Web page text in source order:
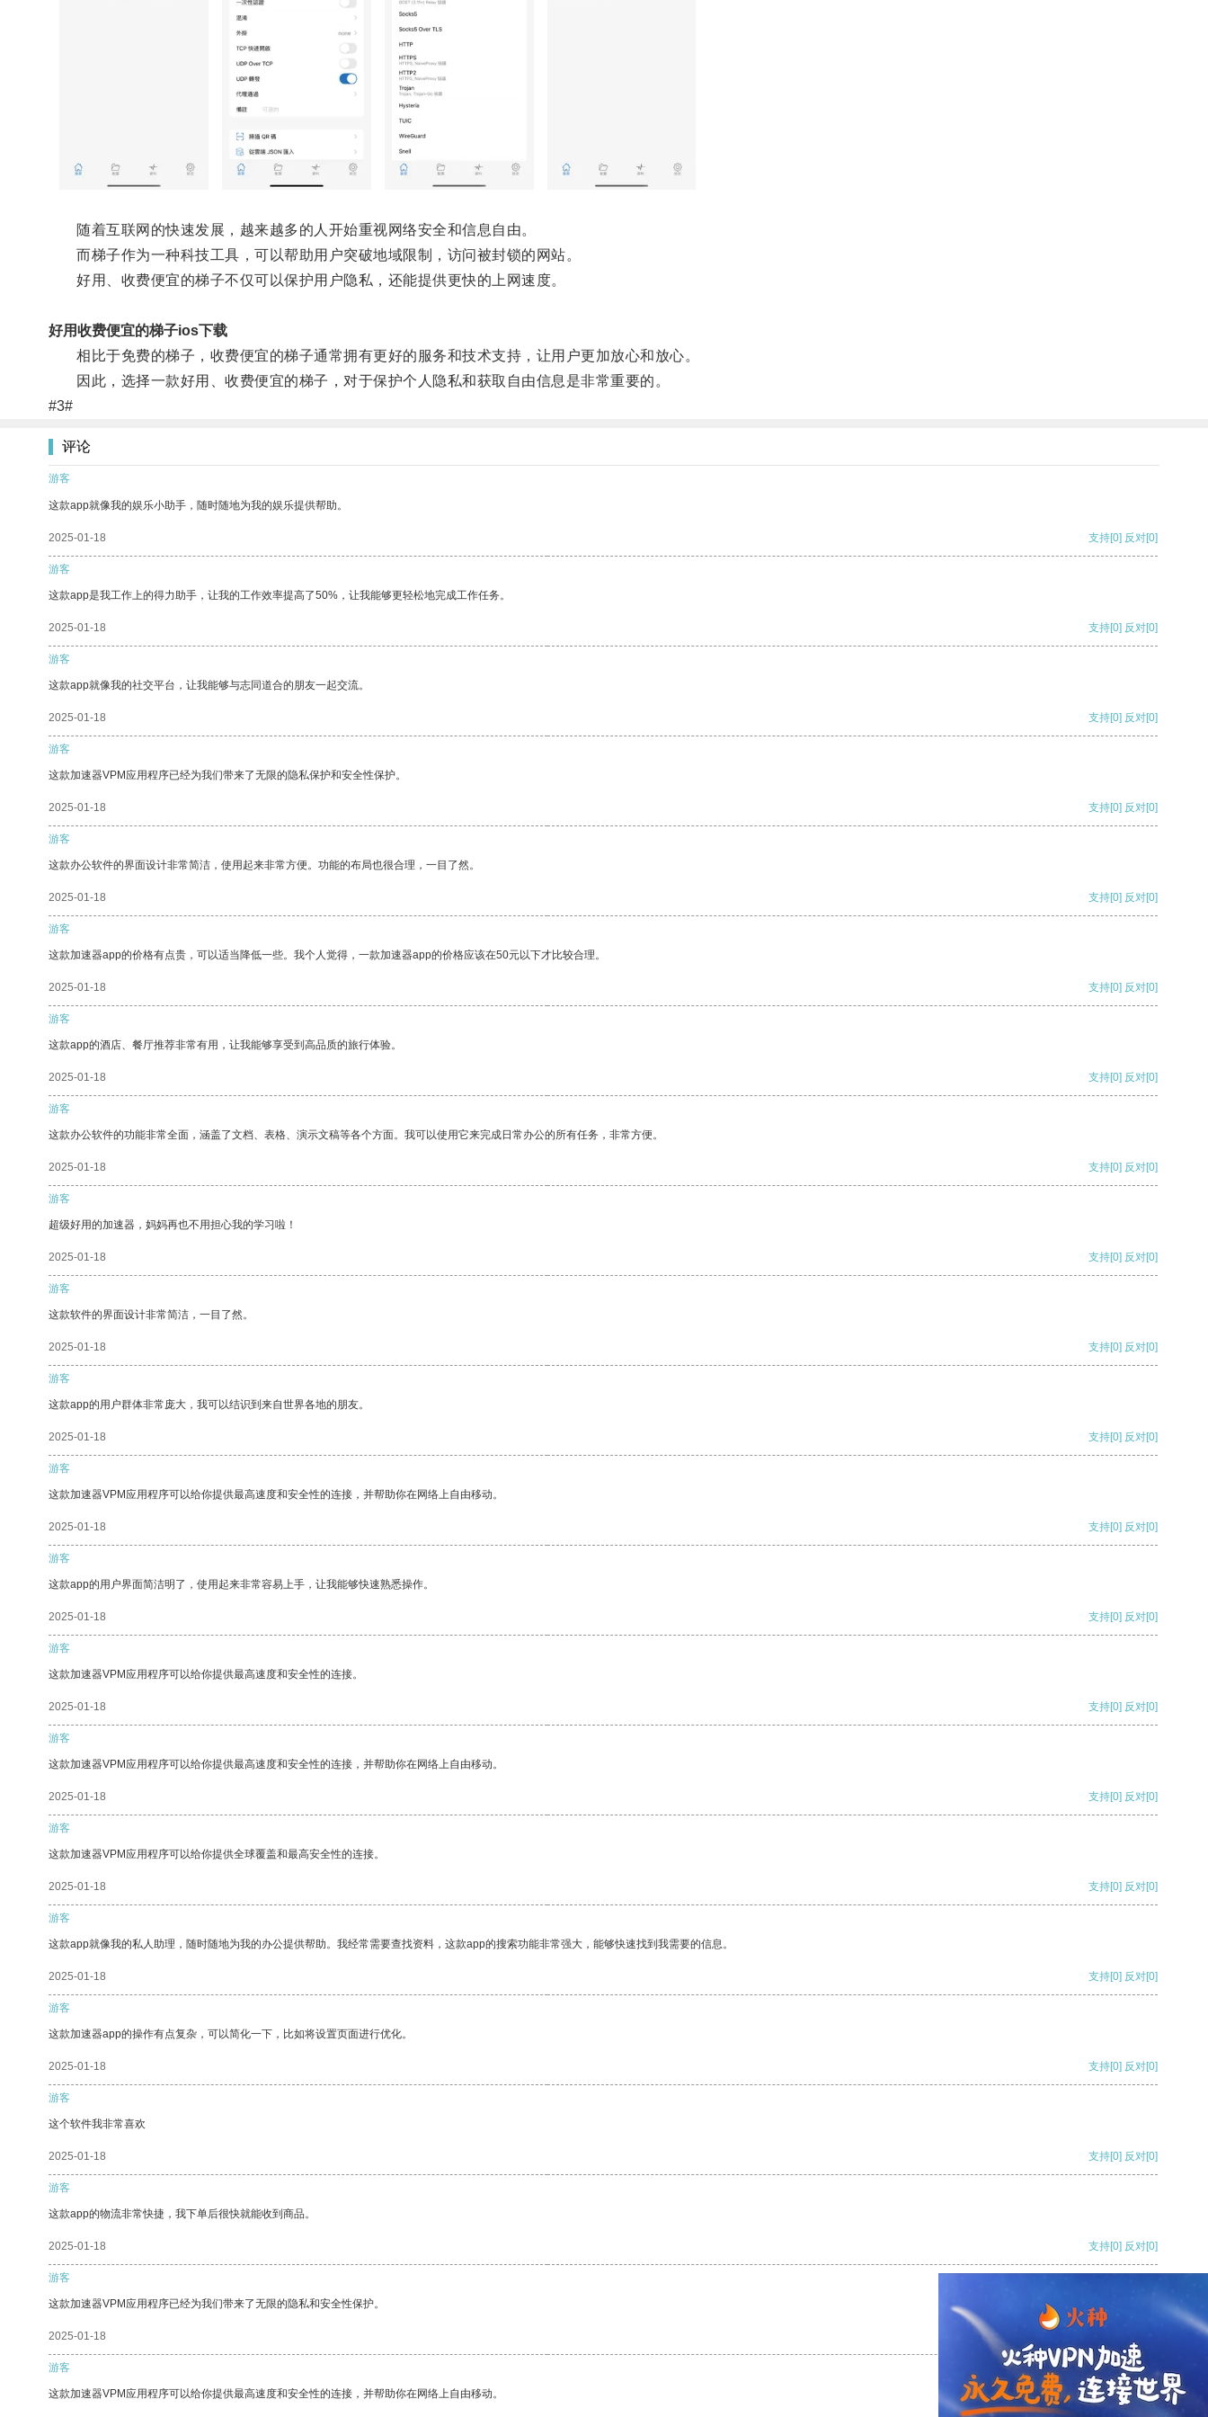
随着互联网的快速发展，越来越多的人开始重视网络安全和信息自由。
而梯子作为一种科技工具，可以帮助用户突破地域限制，访问被封锁的网站。
好用、收费便宜的梯子不仅可以保护用户隐私，还能提供更快的上网速度。
好用收费便宜的梯子ios下载
相比于免费的梯子，收费便宜的梯子通常拥有更好的服务和技术支持，让用户更加放心和放心。
因此，选择一款好用、收费便宜的梯子，对于保护个人隐私和获取自由信息是非常重要的。
#3#
评论
游客
这款app就像我的娱乐小助手，随时随地为我的娱乐提供帮助。
2025-01-18 支持[0] 反对[0]
游客
这款app是我工作上的得力助手，让我的工作效率提高了50%，让我能够更轻松地完成工作任务。
2025-01-18 支持[0] 反对[0]
游客
这款app就像我的社交平台，让我能够与志同道合的朋友一起交流。
2025-01-18 支持[0] 反对[0]
游客
这款加速器VPM应用程序已经为我们带来了无限的隐私保护和安全性保护。
2025-01-18 支持[0] 反对[0]
游客
这款办公软件的界面设计非常简洁，使用起来非常方便。功能的布局也很合理，一目了然。
2025-01-18 支持[0] 反对[0]
游客
这款加速器app的价格有点贵，可以适当降低一些。我个人觉得，一款加速器app的价格应该在50元以下才比较合理。
2025-01-18 支持[0] 反对[0]
游客
这款app的酒店、餐厅推荐非常有用，让我能够享受到高品质的旅行体验。
2025-01-18 支持[0] 反对[0]
游客
这款办公软件的功能非常全面，涵盖了文档、表格、演示文稿等各个方面。我可以使用它来完成日常办公的所有任务，非常方便。
2025-01-18 支持[0] 反对[0]
游客
超级好用的加速器，妈妈再也不用担心我的学习啦！
2025-01-18 支持[0] 反对[0]
游客
这款软件的界面设计非常简洁，一目了然。
2025-01-18 支持[0] 反对[0]
游客
这款app的用户群体非常庞大，我可以结识到来自世界各地的朋友。
2025-01-18 支持[0] 反对[0]
游客
这款加速器VPM应用程序可以给你提供最高速度和安全性的连接，并帮助你在网络上自由移动。
2025-01-18 支持[0] 反对[0]
游客
这款app的用户界面简洁明了，使用起来非常容易上手，让我能够快速熟悉操作。
2025-01-18 支持[0] 反对[0]
游客
这款加速器VPM应用程序可以给你提供最高速度和安全性的连接。
2025-01-18 支持[0] 反对[0]
游客
这款加速器VPM应用程序可以给你提供最高速度和安全性的连接，并帮助你在网络上自由移动。
2025-01-18 支持[0] 反对[0]
游客
这款加速器VPM应用程序可以给你提供全球覆盖和最高安全性的连接。
2025-01-18 支持[0] 反对[0]
游客
这款app就像我的私人助理，随时随地为我的办公提供帮助。我经常需要查找资料，这款app的搜索功能非常强大，能够快速找到我需要的信息。
2025-01-18 支持[0] 反对[0]
游客
这款加速器app的操作有点复杂，可以简化一下，比如将设置页面进行优化。
2025-01-18 支持[0] 反对[0]
游客
这个软件我非常喜欢
2025-01-18 支持[0] 反对[0]
游客
这款app的物流非常快捷，我下单后很快就能收到商品。
2025-01-18 支持[0] 反对[0]
游客
这款加速器VPM应用程序已经为我们带来了无限的隐私和安全性保护。
2025-01-18
游客
这款加速器VPM应用程序可以给你提供最高速度和安全性的连接，并帮助你在网络上自由移动。